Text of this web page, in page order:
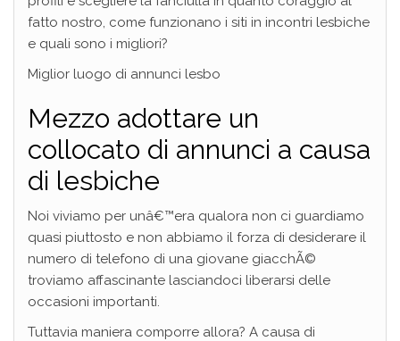
fatto nostro, come funzionano i siti in incontri lesbiche
e quali sono i migliori?
Miglior luogo di annunci lesbo
Mezzo adottare un
collocato di annunci a causa
di lesbiche
Noi viviamo per unâ€™era qualora non ci guardiamo
quasi piuttosto e non abbiamo il forza di desiderare il
numero di telefono di una giovane giacchÃ©
troviamo affascinante lasciandoci liberarsi delle
occasioni importanti.
Tuttavia maniera comporre allora? A causa di